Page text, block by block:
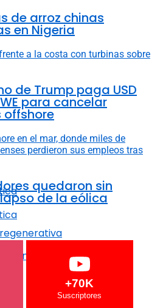
de arroz chinas
en Nigeria
de Trump paga USD
para cancelar
quedaron sin
de la eólica
+70K